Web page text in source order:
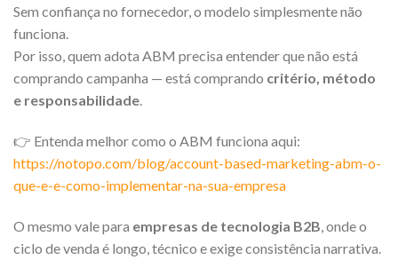
Sem confiança no fornecedor, o modelo simplesmente não
funciona.
Por isso, quem adota ABM precisa entender que não está
comprando campanha — está comprando critério, método
e responsabilidade.
👉 Entenda melhor como o ABM funciona aqui:
https://notopo.com/blog/account-based-marketing-abm-o-
que-e-e-como-implementar-na-sua-empresa
O mesmo vale para empresas de tecnologia B2B , onde o
ciclo de venda é longo, técnico e exige consistência narrativa.